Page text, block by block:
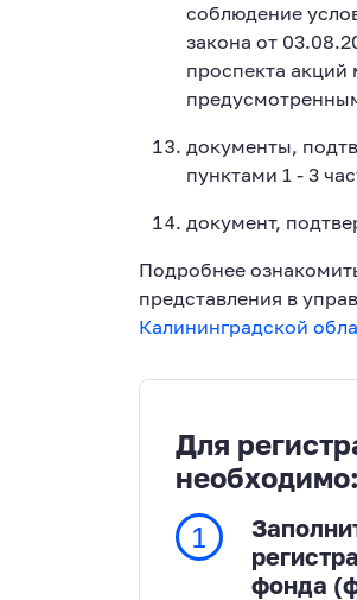
соблюдение
закона от
проспекта
документы,
пунктами 1 - 3
документ,
Подробнее
представления в
Калининградской
Для
необходимо:
1
фонда